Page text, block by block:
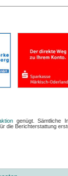
genügt. Sämtliche
die Berichterstattung